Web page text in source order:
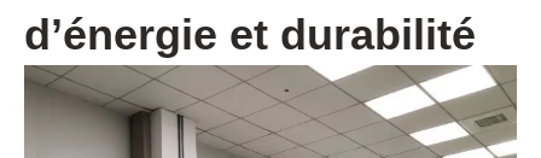
d’énergie et durabilité